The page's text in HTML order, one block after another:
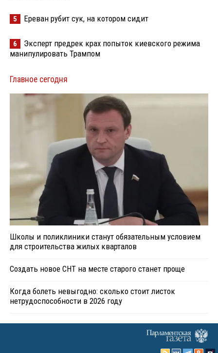
5 Ереван рубит сук, на котором сидит
6
Эксперт предрек крах попыток киевского режима
манипулировать Трампом
Главное сегодня
Школы и поликлиники станут обязательным условием
для строительства жилых кварталов
Создать новое СНТ на месте старого станет проще
Когда болеть невыгодно: сколько стоит листок
нетрудоспособности в 2026 году